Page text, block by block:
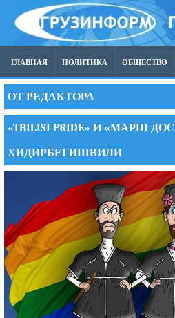
ГЛАВНАЯ ПОЛИТИКА ОБЩЕСТВО
ОТ РЕДАКТОРА
«TBILISI PRIDE» И «МАРШ
ХИДИРБЕГИШВИЛИ